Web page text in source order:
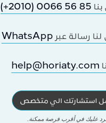
(+2010) 0066 56 85
رسالة عبر WhatsApp
help@horiaty.com
استشارتك الي متخصص
عليك في أقرب فرصة ممكنة.